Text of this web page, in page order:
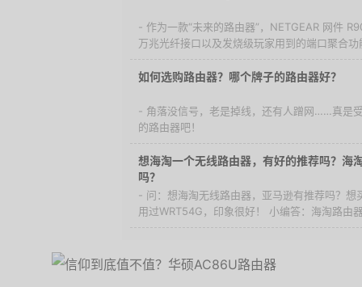
- 作为一款“未来的路由器”，NETGEAR 网件
万兆光纤接口以及发烧级玩家用到的端口聚合功
如何选购路由器？哪个牌子的路由器好？
- 角落没信号，老是掉线，还有人蹭网……真是
的路由器吧！
想海淘一个无线路由器，有好的推荐吗？海
吗？
- 问：想海淘无线路由器，亚马逊有推荐吗？
用过WRT54G，印象很好！ 小编答：海淘路由